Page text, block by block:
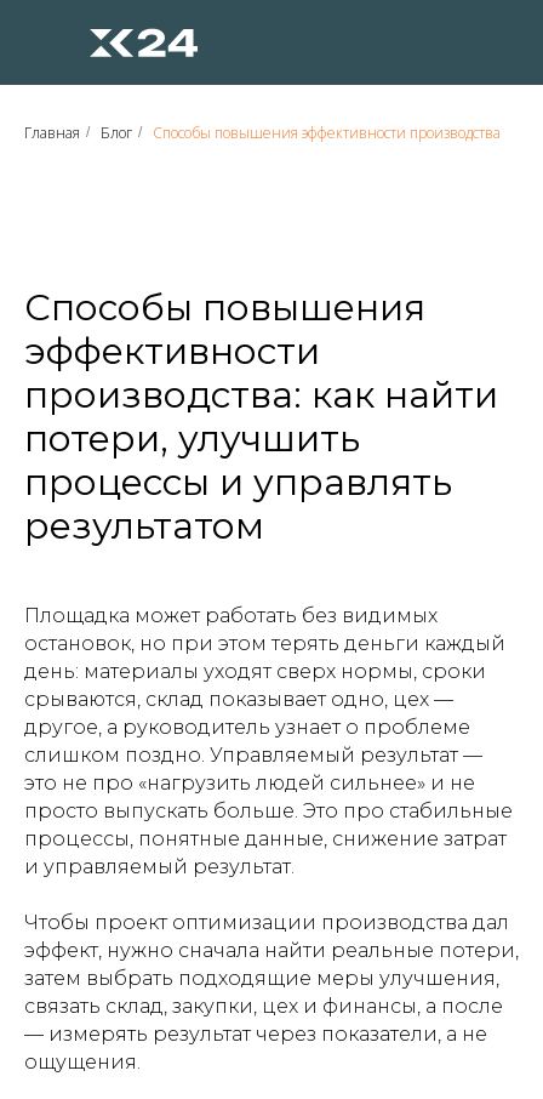
Главная / Блог / Способы повышения эффективности производства
Способы повышения
эффективности
производства: как найти
потери, улучшить
процессы и управлять
результатом
Площадка может работать без видимых
остановок, но при этом терять деньги каждый
день: материалы уходят сверх нормы, сроки
срываются, склад показывает одно, цех —
другое, а руководитель узнает о проблеме
слишком поздно. Управляемый результат —
это не про «нагрузить людей сильнее» и не
просто выпускать больше. Это про стабильные
процессы, понятные данные, снижение затрат
и управляемый результат.
Чтобы проект оптимизации производства дал
эффект, нужно сначала найти реальные потери,
затем выбрать подходящие меры улучшения,
связать склад, закупки, цех и финансы, а после
— измерять результат через показатели, а не
ощущения.